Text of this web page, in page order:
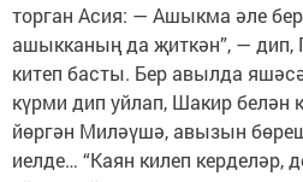
торган Асия: — Ашыкма әле
ашыкканың да җиткән”, — дип,
китеп басты. Бер авылда
күрми дип уйлап, Шакир
йөргән Миләүшә, авызын
иелде… “Каян килеп керделәр,